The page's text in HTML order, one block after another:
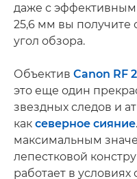
даже с
25,6 мм вы получите
угол обзора.
Объектив Canon RF
это еще один
звездных следов и
как северное сияние
максимальным
лепестковой
работает в